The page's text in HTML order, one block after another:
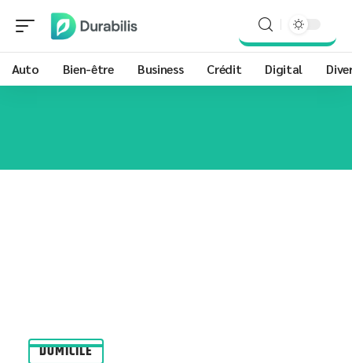
Auto Bien-être Business Crédit Digital
DOMICILE